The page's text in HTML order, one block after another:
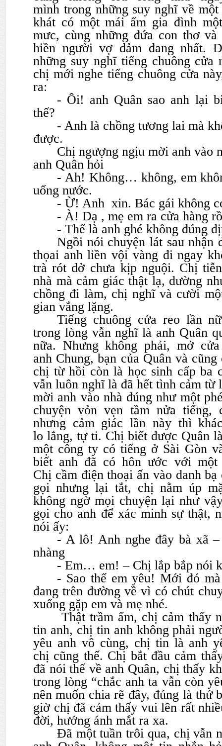
mình trong những suy nghĩ về
khát có một mái ấm gia đình
mưc, cùng những đứa con thơ
hiền người vợ đảm đang nhất.
những suy nghĩ tiếng chuông cửa
chị mới nghe tiếng chuông cửa
ra:
- Ôi! anh Quân sao anh lại
thế?
- Anh là chồng tương lai mà
được.
Chị ngượng ngịu mời anh vào
anh Quân hỏi
- Ah! Không… không, em
uống nước.
- Ừ! Anh xin. Bác gái không
- À! Dạ , mẹ em ra cửa hàng
- Thế là anh ghé không đúng
Ngồi nói chuyện lát sau nhận
thọai anh liền vội vàng đingay
trà rót dở chưa kịp nguội. Chị
nhà mà cảm giác thật lạ, dường
chồng đi làm, chị nghĩ và cười
gian vắng lặng.
Tiếng chuông cửa reo lần
trong lòng vẫn nghĩ là anh Quân
nữa. Nhưng không phải, mở
anh Chung, bạn của Quân và
chị từ hồi còn là học sinh cấp ba
vẫn luôn nghĩ là đã hết tình cảm
mời anh vào nhà đúng như một
chuyện vỏn vẹn tầm nửa tiếng,
nhưng cảm giác lần này thì
lo lắng, tự ti. Chị biết được Quân
một công ty có tiếng ở Sài Gòn
biết anh đã có hôn ước với một
Chị cầm điện thoại ấn vào danh
gọi nhưng lại tắt, chị nằm úp
không ngờ mọi chuyện lại như
gọi cho anh để xác minh sự thật,
nói ấy:
- A lô! Anh nghe đây bà xã
nhàng
- Em… em! – Chị lắp bắp nói
- Sao thế em yêu! Mới đó
đang trên đường về vì có chút
xuống gặp em và mẹ nhé.
Thật trầm ấm, chị cảm thấy
tin anh, chị tin anh không phải
yêu anh vô cùng, chị tin là anh
chị cũng thế. Chị bắt đầu cảm
đã nói thế về anh Quân, chị thấy
trong lòng “chắc anh ta vẫn còn
nênmuốn chia rẽ đây, đúng là thứ
giờ chị đã cảm thấy vui lên rất
đời, hướng ánh mắt ra xa.
Đã một tuần trôi qua, chị vẫn